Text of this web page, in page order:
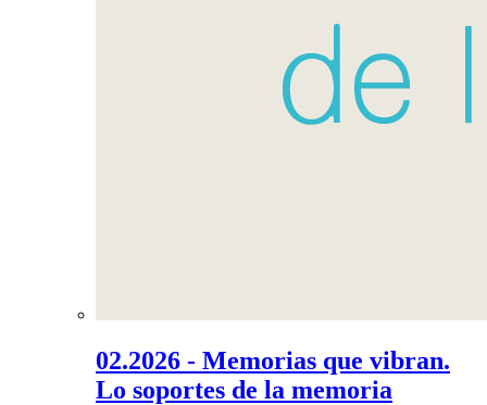
02.2026 - Memorias que vibran.
Lo soportes de la memoria